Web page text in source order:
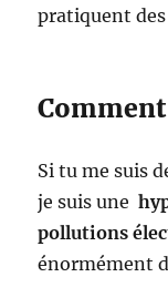
pratiquent
Si tu me suis
je suis une
pollutions
énormément